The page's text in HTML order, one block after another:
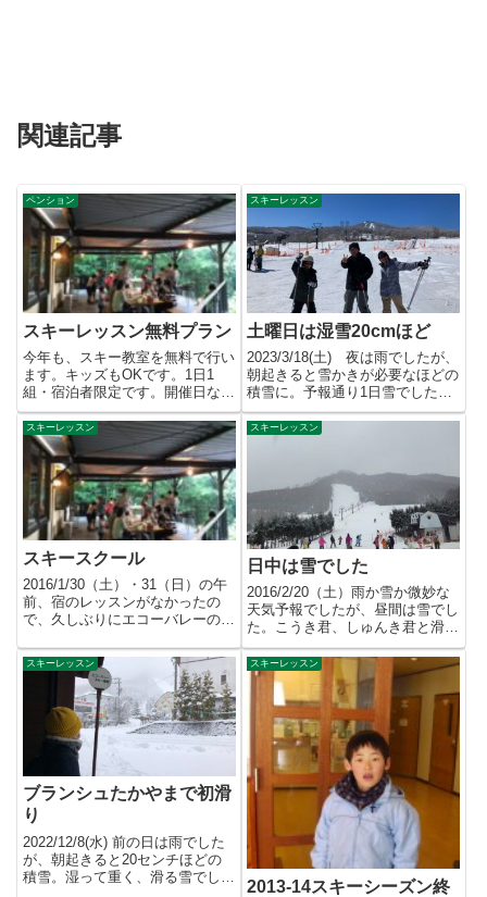
関連記事
ペンション
スキーレッスン無料プラン
今年も、スキー教室を無料で行い
ます。キッズもOKです。1日1
組・宿泊者限定です。開催日など
の詳細は、スキーレッスン無料
プ...
スキーレッスン
土曜日は湿雪20cmほど
2023/3/18(土) 夜は雨でしたが、
朝起きると雪かきが必要なほどの
積雪に。予報通り1日雪でした。
湿雪ですが、ありが...
スキーレッスン
スキースクール
2016/1/30（土）・31（日）の午
前、宿のレッスンがなかったの
で、久しぶりにエコーバレーのス
スキーレッスン
日中は雪でした
2016/2/20（土）雨か雪か微妙な
天気予報でしたが、昼間は雪でし
た。こうき君、しゅんき君と滑っ
てきました。滑走可能な...
スキーレッスン
ブランシュたかやまで初滑
り
2022/12/8(水) 前の日は雨でした
が、朝起きると20センチほどの
積雪。湿って重く、滑る雪でし
スキーレッスン
2013-14スキーシーズン終